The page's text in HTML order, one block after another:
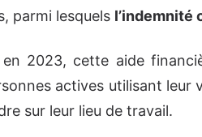
parmi lesquels l’indemnité
2023, cette aide
actives utilisant
sur leur lieu de travail.